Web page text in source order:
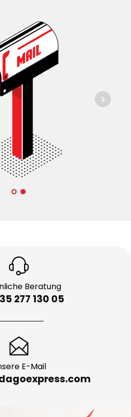
Beratung
277 130 05
E-Mail